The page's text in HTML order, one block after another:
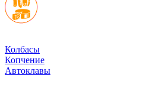
Колбасы
Копчение
Автоклавы